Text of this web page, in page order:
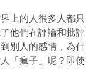
上的人很多人都只
他們在評論和批評
別人的感情，為什
「瘋子」呢？即使